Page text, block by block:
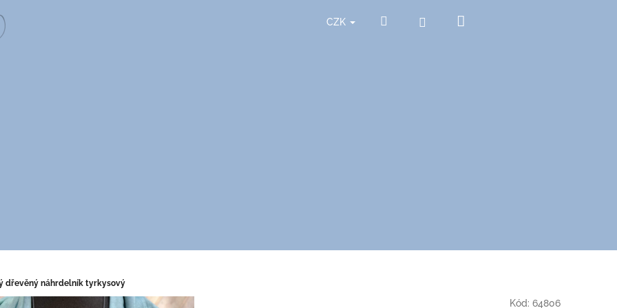
CZK Hledat Přihlášení
dřevěný náhrdelník tyrkysový
Kód: 64806